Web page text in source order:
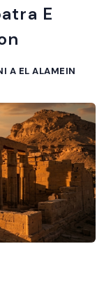
E
A EL ALAMEIN